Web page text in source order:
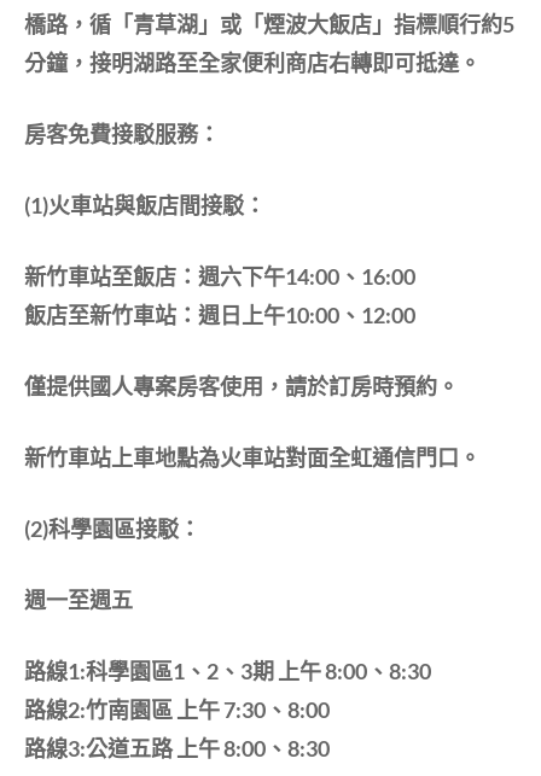
橋路，循「青草湖」或「煙波大飯店」指標順行約5
分鐘，接明湖路至全家便利商店右轉即可抵達。
房客免費接駁服務：
(1)火車站與飯店間接駁：
新竹車站至飯店：週六下午14:00、16:00
飯店至新竹車站：週日上午10:00、12:00
僅提供國人專案房客使用，請於訂房時預約。
新竹車站上車地點為火車站對面全虹通信門口。
(2)科學園區接駁：
週一至週五
路線1:科學園區1、2、3期 上午 8:00、8:30
路線2:竹南園區 上午 7:30、8:00
路線3:公道五路 上午 8:00、8:30